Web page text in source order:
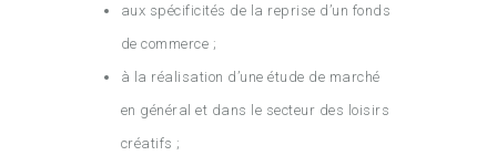
aux spécificités de la reprise d’un fonds
de commerce ;
à la réalisation d’une étude de marché
en général et dans le secteur des loisirs
créatifs ;